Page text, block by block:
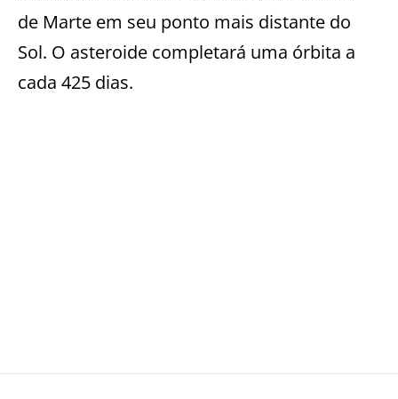
de Marte em seu ponto mais distante do
Sol. O asteroide completará uma órbita a
cada 425 dias.